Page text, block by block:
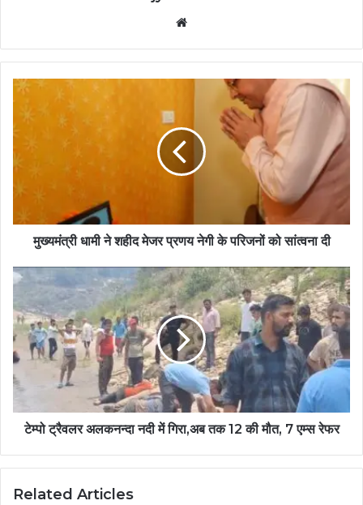
मुख्यमंत्री धामी ने शहीद मेजर प्रणय नेगी के परिजनों को सांत्वना दी
टेम्पो ट्रैवलर अलकनन्दा नदी में गिरा,अब तक 12 की मौत, 7 एम्स रेफर
Related Articles